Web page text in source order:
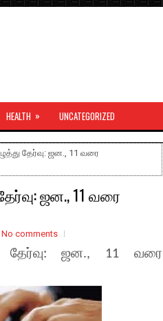
HEALTH » UNCATEGORIZED
தேர்வு: ஜன., 11 வரை
ஜன., 11 வரை
No comments
தேர்வு: ஜன., 11 வரை